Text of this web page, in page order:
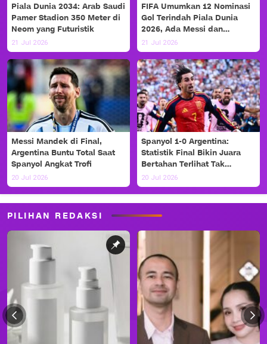
Piala Dunia 2034: Arab Saudi
Pamer Stadion 350 Meter di
Neom yang Futuristik
21 Jul 2026
FIFA Umumkan 12 Nominasi
Gol Terindah Piala Dunia
2026, Ada Messi dan
Haaland!
21 Jul 2026
Messi Mandek di Final,
Argentina Buntu Total Saat
Spanyol Angkat Trofi
20 Jul 2026
Spanyol 1-0 Argentina:
Statistik Final Bikin Juara
Bertahan Terlihat Tak
Berdaya
20 Jul 2026
PILIHAN REDAKSI